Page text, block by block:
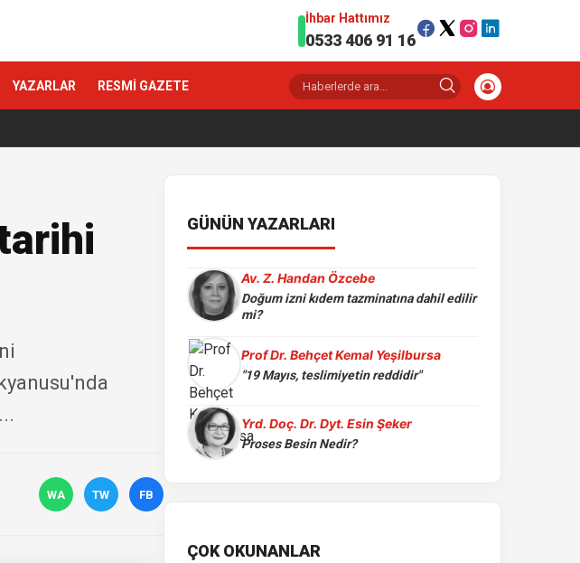
İhbar Hattımız
0533 406 91 16
YAZARLAR RESMİ GAZETE
WA TW FB
GÜNÜN YAZARLARI
Av. Z. Handan Özcebe
Doğum izni kıdem tazminatına dahil edilir
mi?
Prof Dr. Behçet Kemal Yeşilbursa
"19 Mayıs, teslimiyetin reddidir"
Yrd. Doç. Dr. Dyt. Esin Şeker
Proses Besin Nedir?
ÇOK OKUNANLAR